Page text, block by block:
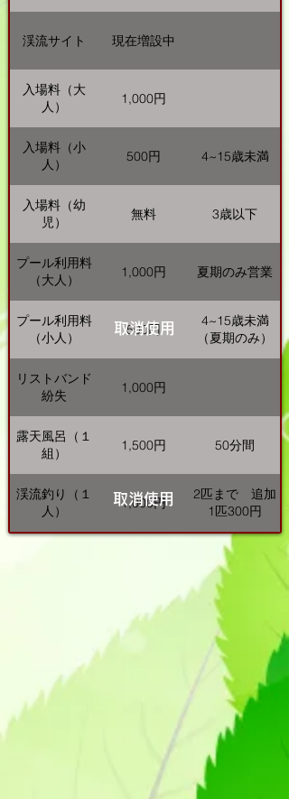
渓流サイト 現在増設中
入場料（大
人）
1,000円
入場料（小
人）
500円 4~15歳未満
入場料（幼
児）
無料 3歳以下
プール利用料
（大人）
1,000円 夏期のみ営業
プール利用料
（小人）
500円
4~15歳未満
（夏期のみ）
リストバンド
紛失
1,000円
露天風呂（１
組）
1,500円 50分間
渓流釣り（１
人）
1,000円
2匹まで 追加
1匹300円
取消使用
取消使用